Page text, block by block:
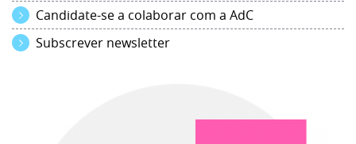
Candidate-se a colaborar com a AdC
Subscrever newsletter